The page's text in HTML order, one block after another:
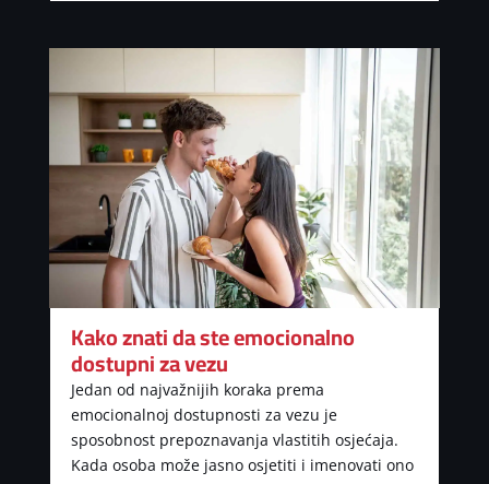
Kako znati da ste emocionalno
dostupni za vezu
Jedan od najvažnijih koraka prema
emocionalnoj dostupnosti za vezu je
sposobnost prepoznavanja vlastitih osjećaja.
Kada osoba može jasno osjetiti i imenovati ono